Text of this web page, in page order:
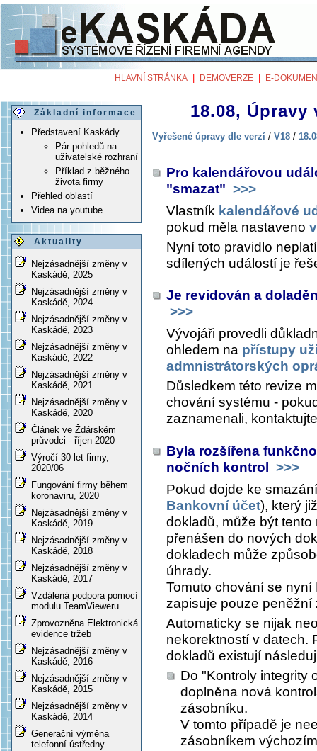
HLAVNÍ STRÁNKA DEMOVERZE E-
Základní informace
Představení Kaskády
Pár pohledů na
uživatelské rozhraní
Příklad z běžného
života firmy
Přehled oblastí
Videa na youtube
Aktuality
Nejzásadnější změny v
Kaskádě, 2025
Nejzásadnější změny v
Kaskádě, 2024
Nejzásadnější změny v
Kaskádě, 2023
Nejzásadnější změny v
Kaskádě, 2022
Nejzásadnější změny v
Kaskádě, 2021
Nejzásadnější změny v
Kaskádě, 2020
Článek ve Ždárském
průvodci - říjen 2020
Výročí 30 let firmy,
2020/06
Fungování firmy během
koronaviru, 2020
Nejzásadnější změny v
Kaskádě, 2019
Nejzásadnější změny v
Kaskádě, 2018
Nejzásadnější změny v
Kaskádě, 2017
Vzdálená podpora pomocí
modulu TeamVieweru
Zprovozněna Elektronická
evidence tržeb
Nejzásadnější změny v
Kaskádě, 2016
Nejzásadnější změny v
Kaskádě, 2015
Nejzásadnější změny v
Kaskádě, 2014
Generační výměna
telefonní ústředny
18.08, Úpravy
Vyřešené úpravy dle verzí / V18 /
Pro kalendářovou
"smazat" >>>
Vlastník kalendářové
pokud měla nastaveno
Nyní toto pravidlo
sdílených událostí je
Je revidován a
>>>
Vývojáři provedli
ohledem na přístupy
admnistrátorských
Důsledkem této revize
chování systému -
zaznamenali,
Byla rozšířena
nočních kontrol >>>
Pokud dojde ke
Bankovní účet), který
dokladů, může být
přenášen do nových
dokladech může
úhrady.
Tomuto chování se
zapisuje pouze
Automaticky se nijak
nekorektností v datech.
dokladů existují
Do "Kontroly integrity
doplněna nová
zásobníku.
V tomto případě je
zásobníkem